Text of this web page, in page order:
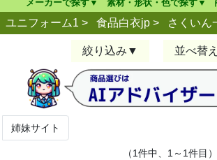
メーカーで探す 素材・形状・色で探す
ユニフォーム1 > 食品白衣jp > さくいん
絞り込み 並べ替え
姉妹サイト
（1件中、1～1件目）